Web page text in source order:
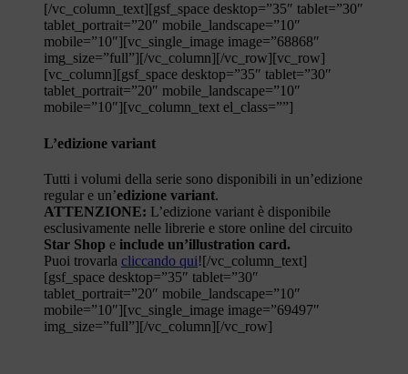
[/vc_column_text][gsf_space desktop=”35″ tablet=”30″
tablet_portrait=”20″ mobile_landscape=”10″
mobile=”10″][vc_single_image image=”68868″
img_size=”full”][/vc_column][/vc_row][vc_row]
[vc_column][gsf_space desktop=”35″ tablet=”30″
tablet_portrait=”20″ mobile_landscape=”10″
mobile=”10″][vc_column_text el_class=””]
L’edizione variant
Tutti i volumi della serie sono disponibili in un’edizione
regular e un’edizione variant.
ATTENZIONE: L’edizione variant è disponibile
esclusivamente nelle librerie e store online del circuito
Star Shop e include un’illustration card.
Puoi trovarla cliccando qui![/vc_column_text]
[gsf_space desktop=”35″ tablet=”30″
tablet_portrait=”20″ mobile_landscape=”10″
mobile=”10″][vc_single_image image=”69497″
img_size=”full”][/vc_column][/vc_row]